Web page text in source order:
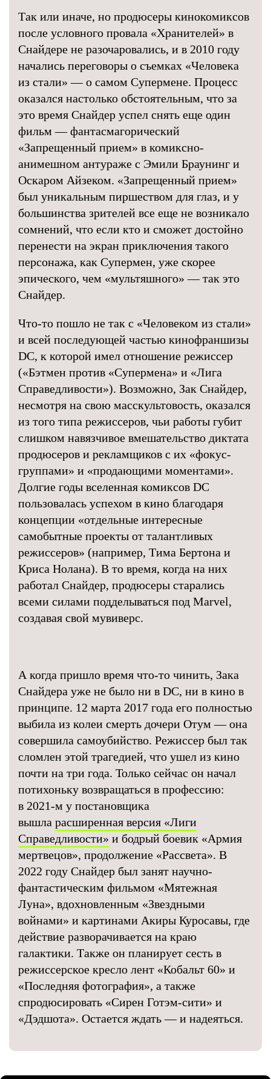
Так или иначе, но продюсеры кинокомиксов
после условного провала «Хранителей» в
Снайдере не разочаровались, и в 2010 году
начались переговоры о съемках «Человека
из стали» — о самом Супермене. Процесс
оказался настолько обстоятельным, что за
это время Снайдер успел снять еще один
фильм — фантасмагорический
«Запрещенный прием» в комиксно-
анимешном антураже с Эмили Браунинг и
Оскаром Айзеком. «Запрещенный прием»
был уникальным пиршеством для глаз, и у
большинства зрителей все еще не возникало
сомнений, что если кто и сможет достойно
перенести на экран приключения такого
персонажа, как Супермен, уже скорее
эпического, чем «мультяшного» — так это
Снайдер.
Что-то пошло не так с «Человеком из стали»
и всей последующей частью кинофраншизы
DC, к которой имел отношение режиссер
(«Бэтмен против «Супермена» и «Лига
Справедливости»). Возможно, Зак Снайдер,
несмотря на свою масскультовость, оказался
из того типа режиссеров, чьи работы губит
слишком навязчивое вмешательство диктата
продюсеров и рекламщиков с их «фокус-
группами» и «продающими моментами».
Долгие годы вселенная комиксов DC
пользовалась успехом в кино благодаря
концепции «отдельные интересные
самобытные проекты от талантливых
режиссеров» (например, Тима Бертона и
Криса Нолана). В то время, когда на них
работал Снайдер, продюсеры старались
всеми силами подделываться под Marvel,
создавая свой мувиверс.
А когда пришло время что-то чинить, Зака
Снайдера уже не было ни в DC, ни в кино в
принципе. 12 марта 2017 года его полностью
выбила из колеи смерть дочери Отум — она
совершила самоубийство. Режиссер был так
сломлен этой трагедией, что ушел из кино
почти на три года. Только сейчас он начал
потихоньку возвращаться в профессию:
в 2021-м у постановщика
вышла расширенная версия «Лиги
Справедливости» и бодрый боевик «Армия
мертвецов», продолжение «Рассвета». В
2022 году Снайдер был занят научно-
фантастическим фильмом «Мятежная
Луна», вдохновленным «Звездными
войнами» и картинами Акиры Куросавы, где
действие разворачивается на краю
галактики. Также он планирует сесть в
режиссерское кресло лент «Кобальт 60» и
«Последняя фотография», а также
спродюсировать «Сирен Готэм-сити» и
«Дэдшота». Остается ждать — и надеяться.